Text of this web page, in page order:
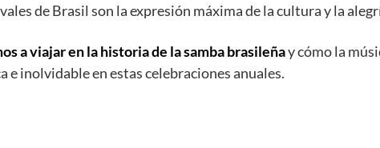
de Brasil son la expresión máxima de la cultura y la
a viajar en la historia de la samba brasileñay cómo la
e inolvidable en estas celebraciones anuales.